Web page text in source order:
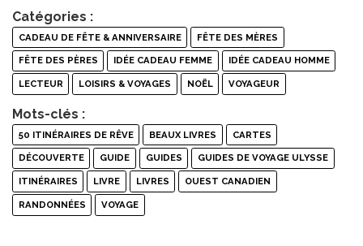
Catégories :
CADEAU DE FÊTE & ANNIVERSAIRE FÊTE DES MÈRES
FÊTE DES PÈRES IDÉE CADEAU FEMME IDÉE CADEAU HOMME
LECTEUR LOISIRS & VOYAGES NOËL VOYAGEUR
Mots-clés :
50 ITINÉRAIRES DE RÊVE BEAUX LIVRES CARTES
DÉCOUVERTE GUIDE GUIDES GUIDES DE VOYAGE ULYSSE
ITINÉRAIRES LIVRE LIVRES OUEST CANADIEN
RANDONNÉES VOYAGE